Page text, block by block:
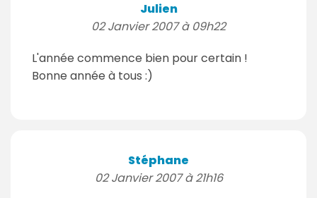
Julien
02 Janvier 2007 à 09h22
L'année commence bien pour certain !
Bonne année à tous :)
Stéphane
02 Janvier 2007 à 21h16